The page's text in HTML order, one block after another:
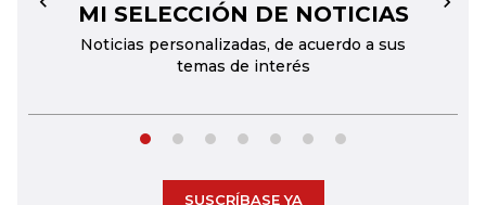
MI SELECCIÓN DE NOTICIAS
Noticias personalizadas, de acuerdo a sus
temas de interés
← →
SUSCRÍBASE YA